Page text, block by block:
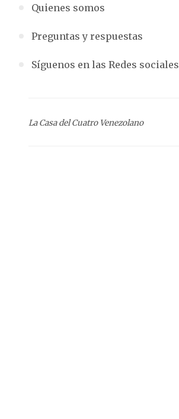
Quienes somos
Preguntas y respuestas
Síguenos en las Redes sociales
La Casa del Cuatro Venezolano